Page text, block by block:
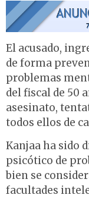
El acusado,
de forma
problemas
del fiscal de 50
asesinato,
todos ellos de
Kanjaa ha sido
psicótico de
bien se
facultades